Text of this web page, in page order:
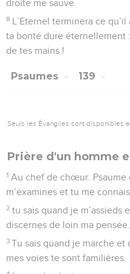
droite me sauve.
8 L’Eternel terminera ce
ta bonté dure éternellement
de tes mains !
Psaumes 139
Seuls les Évangiles sont disponibles
Prière d'un homme
1 Au chef de chœur. Psaume
m’examines et tu me connais,
2 tu sais quand je m’assieds
discernes de loin ma pensée.
3 Tu sais quand je marche
mes voies te sont familières.